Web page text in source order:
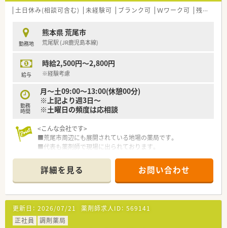
土日休み(相談可含む) 未経験可 ブランク可 Ｗワーク可 残業なし(ほぼなし含む)
勤務地
熊本県 荒尾市
荒尾駅 (JR鹿児島本線)
給与
時給2,500円～2,800円
※経験考慮
勤務
時間
月～土09:00～13:00(休憩00分)
※上記より週3日～
※土曜日の頻度は応相談
<こんな会社です>
■荒尾市周辺にも展開されている地場の薬局です。
■代表も薬剤師で現場に出られております。
詳細を見る お問い合わせ
更新日： 2026/07/21 薬剤師求人ID： 569141
正社員
調剤薬局